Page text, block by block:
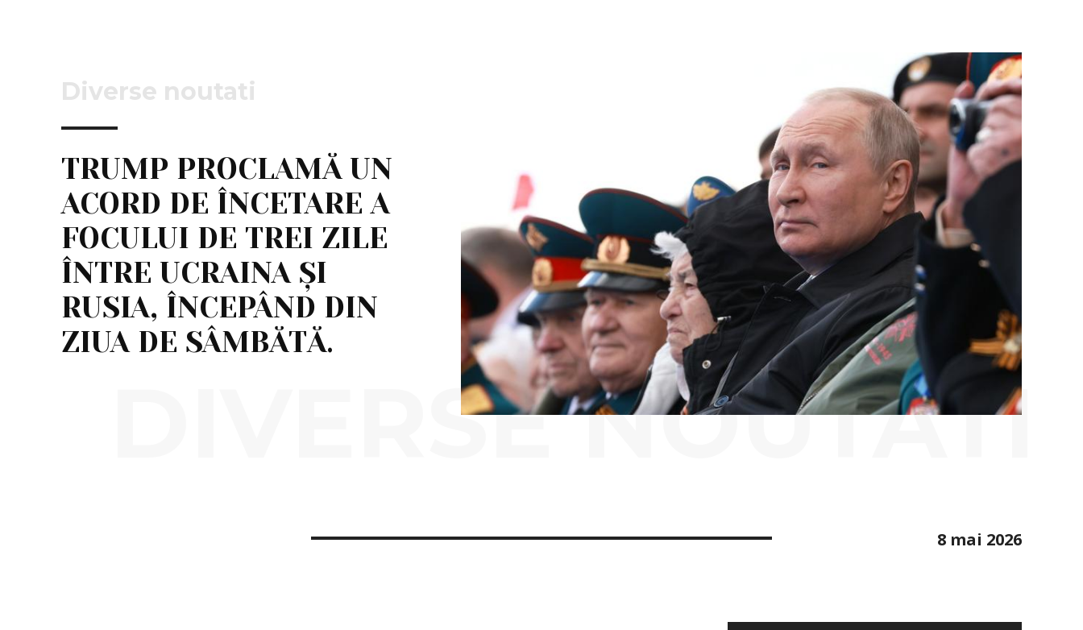
Diverse noutati
TRUMP PROCLAMĂ UN
ACORD DE ÎNCETARE A
FOCULUI DE TREI ZILE
ÎNTRE UCRAINA ȘI
RUSIA, ÎNCEPÂND DIN
ZIUA DE SÂMBĂTĂ.
DIVERSE NOUTATI
8 mai 2026